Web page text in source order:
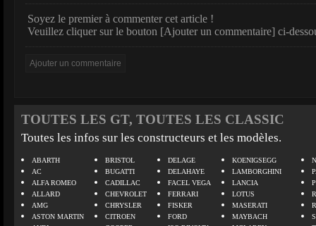
Soyez le premier à commenter cet article !
Veuillez cliquer sur le bouton [Ajouter un commentaire] ci-
TOUTES LES GT, TOUTES LES CLASSIC
Toutes les infos sur les constructeurs et les modèles.
ABARTH
AC
ALFA ROMEO
ALLARD
AMG
ASTON MARTIN
BRISTOL
BUGATTI
CADILLAC
CHEVROLET
CHRYSLER
CITROEN
DELAGE
DELAHAYE
FACEL VEGA
FERRARI
FISKER
FORD
KOENIGSEGG
LAMBORGHINI
LANCIA
LOTUS
MASERATI
MAYBACH